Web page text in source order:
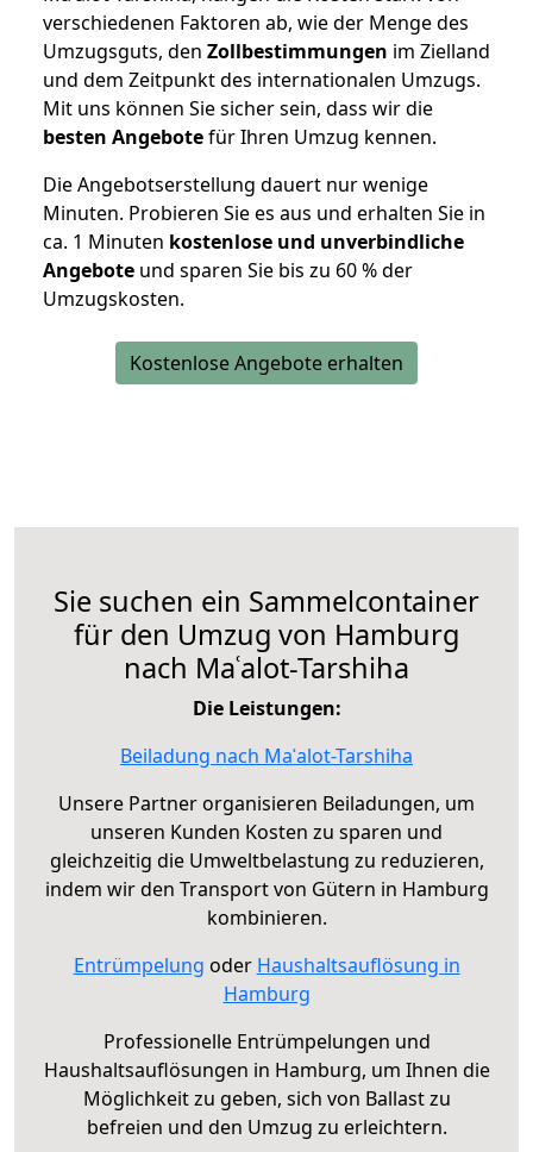
verschiedenen Faktoren ab, wie der Menge des
Umzugsguts, den Zollbestimmungen im Zielland
und dem Zeitpunkt des internationalen Umzugs.
Mit uns können Sie sicher sein, dass wir die
besten Angebotefür Ihren Umzug kennen.
Die Angebotserstellung dauert nur wenige
Minuten. Probieren Sie es aus und erhalten Sie in
ca. 1 Minuten kostenlose und unverbindliche
Angebote und sparen Sie bis zu 60 % der
Umzugskosten.
Kostenlose Angebote erhalten
Sie suchen ein Sammelcontainer
für den Umzug von Hamburg
nach Maʿalot-Tarshiha
Die Leistungen:
Beiladung nach Maʿalot-Tarshiha
Unsere Partner organisieren Beiladungen, um
unseren Kunden Kosten zu sparen und
gleichzeitig die Umweltbelastung zu reduzieren,
indem wir den Transport von Gütern in Hamburg
kombinieren.
Entrümpelung oder Haushaltsauflösung in
Hamburg
Professionelle Entrümpelungen und
Haushaltsauflösungen in Hamburg, um Ihnen die
Möglichkeit zu geben, sich von Ballast zu
befreien und den Umzug zu erleichtern.